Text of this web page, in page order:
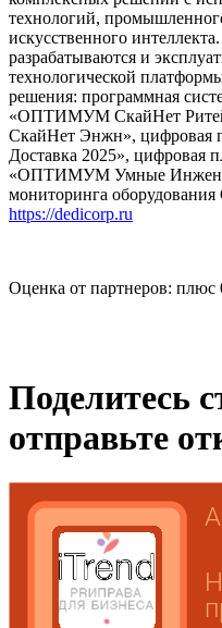
технологий,
искусственного
разрабатываются и
технологической
решения: программная
«ОПТИМУМ СкайНет
СкайНет Энжн»,
Доставка 2025», цифровая
«ОПТИМУМ Умные
мониторинга
https://dedicorp.ru
Оценка от партнеров: плюс
Поделитесь
отправьте